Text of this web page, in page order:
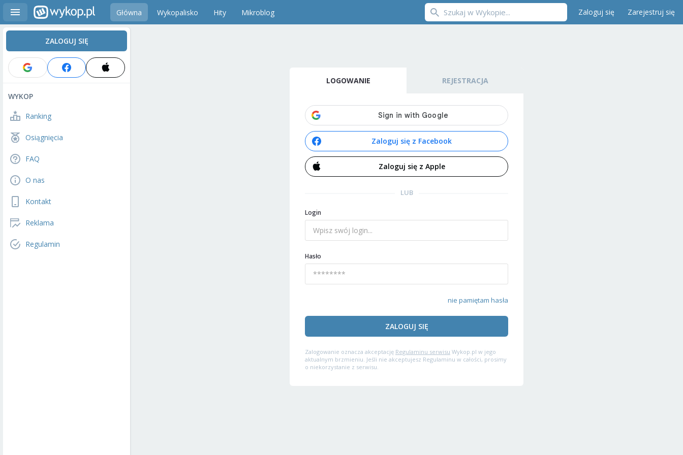
Główna Wykopalisko Hity Mikroblog Zaloguj się Zarejestruj się
ZALOGUJ SIĘ
WYKOP
Ranking
Osiągnięcia
FAQ
O nas
Kontakt
Reklama
Regulamin
LOGOWANIE REJESTRACJA
Zaloguj się z Facebook
Zaloguj się z Apple
LUB
Login
Hasło
nie pamiętam hasła
ZALOGUJ SIĘ
Zalogowanie oznacza akceptację Regulaminu serwisu Wykop.pl w jego
aktualnym brzmieniu. Jeśli nie akceptujesz Regulaminu w całości, prosimy
o niekorzystanie z serwisu.